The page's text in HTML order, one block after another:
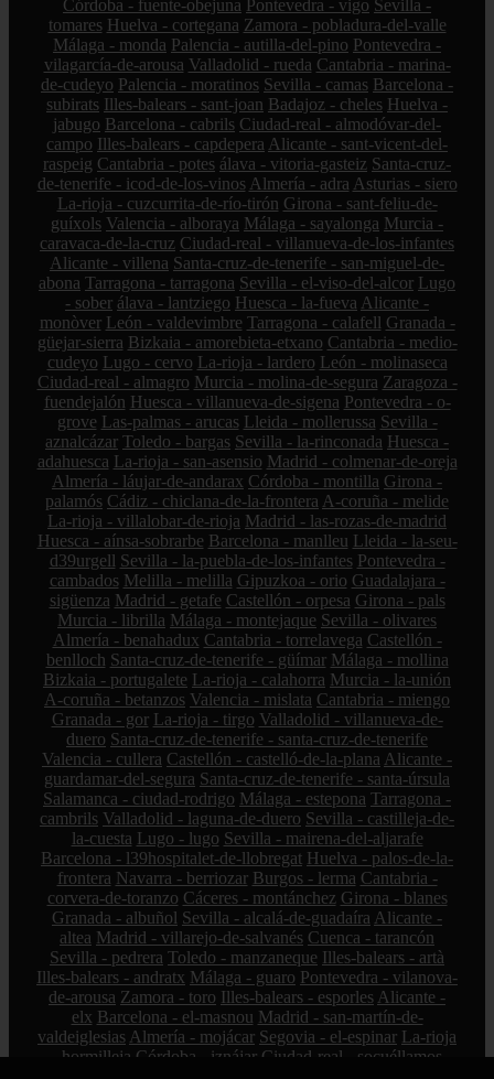
Córdoba - fuente-obejuna Pontevedra - vigo Sevilla -
tomares Huelva - cortegana Zamora - pobladura-del-valle
Málaga - monda Palencia - autilla-del-pino Pontevedra -
vilagarcía-de-arousa Valladolid - rueda Cantabria - marina-
de-cudeyo Palencia - moratinos Sevilla - camas Barcelona -
subirats Illes-balears - sant-joan Badajoz - cheles Huelva -
jabugo Barcelona - cabrils Ciudad-real - almodóvar-del-
campo Illes-balears - capdepera Alicante - sant-vicent-del-
raspeig Cantabria - potes álava - vitoria-gasteiz Santa-cruz-
de-tenerife - icod-de-los-vinos Almería - adra Asturias - siero
La-rioja - cuzcurrita-de-río-tirón Girona - sant-feliu-de-
guíxols Valencia - alboraya Málaga - sayalonga Murcia -
caravaca-de-la-cruz Ciudad-real - villanueva-de-los-infantes
Alicante - villena Santa-cruz-de-tenerife - san-miguel-de-
abona Tarragona - tarragona Sevilla - el-viso-del-alcor Lugo
- sober álava - lantziego Huesca - la-fueva Alicante -
monòver León - valdevimbre Tarragona - calafell Granada -
güejar-sierra Bizkaia - amorebieta-etxano Cantabria - medio-
cudeyo Lugo - cervo La-rioja - lardero León - molinaseca
Ciudad-real - almagro Murcia - molina-de-segura Zaragoza -
fuendejalón Huesca - villanueva-de-sigena Pontevedra - o-
grove Las-palmas - arucas Lleida - mollerussa Sevilla -
aznalcázar Toledo - bargas Sevilla - la-rinconada Huesca -
adahuesca La-rioja - san-asensio Madrid - colmenar-de-oreja
Almería - láujar-de-andarax Córdoba - montilla Girona -
palamós Cádiz - chiclana-de-la-frontera A-coruña - melide
La-rioja - villalobar-de-rioja Madrid - las-rozas-de-madrid
Huesca - aínsa-sobrarbe Barcelona - manlleu Lleida - la-seu-
d39urgell Sevilla - la-puebla-de-los-infantes Pontevedra -
cambados Melilla - melilla Gipuzkoa - orio Guadalajara -
sigüenza Madrid - getafe Castellón - orpesa Girona - pals
Murcia - librilla Málaga - montejaque Sevilla - olivares
Almería - benahadux Cantabria - torrelavega Castellón -
benlloch Santa-cruz-de-tenerife - güímar Málaga - mollina
Bizkaia - portugalete La-rioja - calahorra Murcia - la-unión
A-coruña - betanzos Valencia - mislata Cantabria - miengo
Granada - gor La-rioja - tirgo Valladolid - villanueva-de-
duero Santa-cruz-de-tenerife - santa-cruz-de-tenerife
Valencia - cullera Castellón - castelló-de-la-plana Alicante -
guardamar-del-segura Santa-cruz-de-tenerife - santa-úrsula
Salamanca - ciudad-rodrigo Málaga - estepona Tarragona -
cambrils Valladolid - laguna-de-duero Sevilla - castilleja-de-
la-cuesta Lugo - lugo Sevilla - mairena-del-aljarafe
Barcelona - l39hospitalet-de-llobregat Huelva - palos-de-la-
frontera Navarra - berriozar Burgos - lerma Cantabria -
corvera-de-toranzo Cáceres - montánchez Girona - blanes
Granada - albuñol Sevilla - alcalá-de-guadaíra Alicante -
altea Madrid - villarejo-de-salvanés Cuenca - tarancón
Sevilla - pedrera Toledo - manzaneque Illes-balears - artà
Illes-balears - andratx Málaga - guaro Pontevedra - vilanova-
de-arousa Zamora - toro Illes-balears - esporles Alicante -
elx Barcelona - el-masnou Madrid - san-martín-de-
valdeiglesias Almería - mojácar Segovia - el-espinar La-rioja
- hormilleja Córdoba - iznájar Ciudad-real - socuéllamos